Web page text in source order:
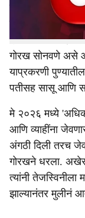
खरेदीसाठी पैसे
मंडळींनी केलेल्या
२५ वर्षीय
गोरख सोनवणे असे
याप्रकरणी
पतीसह सासू आणि
मे २०२६ मध्ये 'अधिक
आणि व्याहींना
अंगठी दिली तरच
गोरखने धरला.
त्यांनी
झाल्यानंतर मुलीनं